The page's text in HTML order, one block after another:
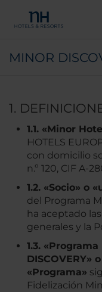
1.
1.1. «Minor
HOTELS
con domicilio
n.º 120, CIF A-
1.2. «Socio» o
del Programa
ha aceptado
generales y la
1.3. «Programa
DISCOVERY»
«Programa»
Fidelización